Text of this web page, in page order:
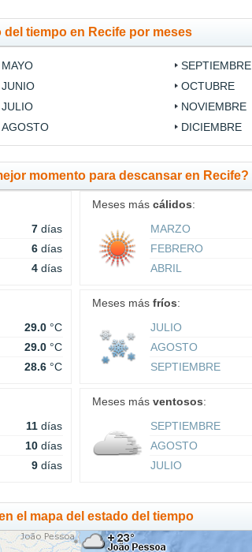
del tiempo en Recife por meses
MAYO
JUNIO
JULIO
AGOSTO
SEPTIEMBRE
OCTUBRE
NOVIEMBRE
DICIEMBRE
momento para descansar en Recife?
7 días
6 días
4 días
Meses máscálidos:
MARZO
FEBRERO
ABRIL
29.0 °C
29.0 °C
28.6 °C
Meses másfríos:
JULIO
AGOSTO
SEPTIEMBRE
11 días
10 días
9 días
Meses másventosos:
SEPTIEMBRE
AGOSTO
JULIO
el mapa del estado del tiempo